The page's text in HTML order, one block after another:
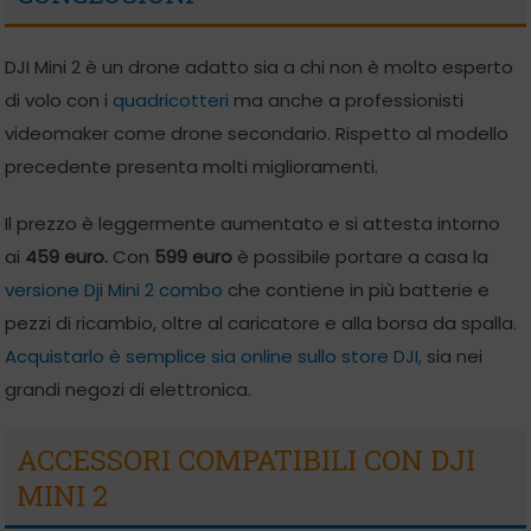
DJI Mini 2 è un drone adatto sia a chi non è molto esperto
di volo con i quadricotteri ma anche a professionisti
videomaker come drone secondario. Rispetto al modello
precedente presenta molti miglioramenti.
Il prezzo è leggermente aumentato e si attesta intorno
ai 459 euro. Con 599 euro è possibile portare a casa la
versione Dji Mini 2 combo che contiene in più batterie e
pezzi di ricambio, oltre al caricatore e alla borsa da spalla.
Acquistarlo è semplice sia online sullo store DJI, sia nei
grandi negozi di elettronica.
ACCESSORI COMPATIBILI CON DJI
MINI 2